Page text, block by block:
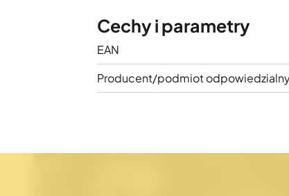
Cechy i parametry
EAN
Producent/podmiot